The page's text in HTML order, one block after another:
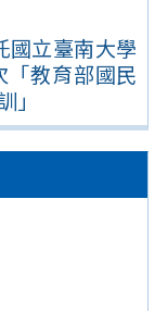
國立臺南大學
教育部國民